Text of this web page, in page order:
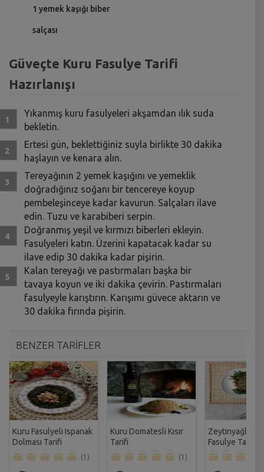
1 yemek kaşığı biber
salçası
Güveçte Kuru Fasulye Tarifi
Hazırlanışı
Yıkanmış kuru fasulyeleri akşamdan ılık suda
bekletin.
Ertesi gün, beklettiğiniz suyla birlikte 30 dakika
haşlayın ve kenara alın.
Tereyağının 2 yemek kaşığını ve yemeklik
doğradığınız soğanı bir tencereye koyup
pembeleşinceye kadar kavurun. Salçaları ilave
edin. Tuzu ve karabiberi serpin.
Doğranmış yeşil ve kırmızı biberleri ekleyin.
Fasulyeleri katın. Üzerini kapatacak kadar su
ilave edip 30 dakika kadar pişirin.
Kalan tereyağı ve pastırmaları başka bir
tavaya koyun ve iki dakika çevirin. Pastırmaları
fasulyeyle karıştırın. Karışımı güvece aktarın ve
30 dakika fırında pişirin.
BENZER TARİFLER
Kuru Fasulyeli Ispanak
Dolması Tarifi
(1)
Kuru Domatesli Kısır
Tarifi
(1)
Zeytinyağlı
Fasulye Tarifi